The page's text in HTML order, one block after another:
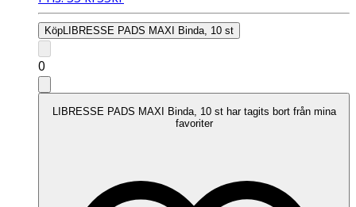
Köp LIBRESSE PADS MAXI Binda, 10 st
0
LIBRESSE PADS MAXI Binda, 10 st har tagits bort från mina
favoriter